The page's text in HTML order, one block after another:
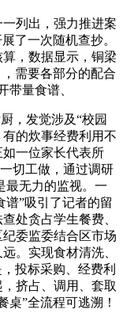
列出，强力推进案
了一次随机查抄。
，数据显示，铜梁
需要各部分的配合
带量食谱、
，发觉涉及“校园
的炊事经费利用不
一位家长代表所
切工做，通过调研
最无力的监视。一
谱”吸引了记者的留
处贪占学生餐费、
委监委结合区市场
。实现食材清洗、
投标采购、经费利
挤占、调用、套取
桌”全流程可逃溯！